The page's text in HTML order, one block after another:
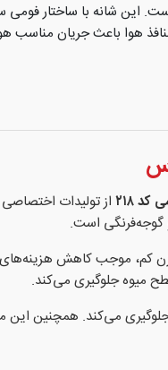
است. این شانه با ساختار
هوا باعث جریان مناسب
۲۱۸
از تولیدات
گوجه‌فرنگی است.
وزن کم، موجب کاهش
میوه جلوگیری می‌کند.
می‌کند. همچنین این